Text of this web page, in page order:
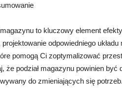
magazynu to kluczowy element
projektowanie odpowiedniego
pomogą Ci zoptymalizować
że podział magazynu powinien
do zmieniających się potrzeb.